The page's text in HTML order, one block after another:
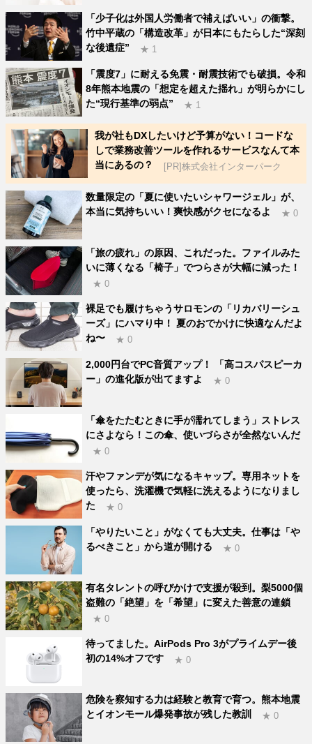
「少子化は外国人労働者で補えばいい」の衝撃。
竹中平蔵の「構造改革」が日本にもたらした“深刻
な後遺症”
★ 1
「震度7」に耐える免震・耐震技術でも破損。令和
8年熊本地震の「想定を超えた揺れ」が明らかにし
た“現行基準の弱点”
★ 1
我が社もDXしたいけど予算がない！コードな
しで業務改善ツールを作れるサービスなんて本
当にあるの？
[PR]株式会社インターパーク
数量限定の「夏に使いたいシャワージェル」が、
本当に気持ちいい！爽快感がクセになるよ
★ 0
「旅の疲れ」の原因、これだった。ファイルみた
いに薄くなる「椅子」でつらさが大幅に減った！
★ 0
裸足でも履けちゃうサロモンの「リカバリーシュ
ーズ」にハマり中！ 夏のおでかけに快適なんだよ
ね〜
★ 0
2,000円台でPC音質アップ！ 「高コスパスピーカ
ー」の進化版が出てますよ
★ 0
「傘をたたむときに手が濡れてしまう」ストレス
にさよなら！この傘、使いづらさが全然ないんだ
★ 0
汗やファンデが気になるキャップ。専用ネットを
使ったら、洗濯機で気軽に洗えるようになりまし
た
★ 0
「やりたいこと」がなくても大丈夫。仕事は「や
るべきこと」から道が開ける
★ 0
有名タレントの呼びかけで支援が殺到。梨5000個
盗難の「絶望」を「希望」に変えた善意の連鎖
★ 0
待ってました。AirPods Pro 3がプライムデー後
初の14%オフです
★ 0
危険を察知する力は経験と教育で育つ。熊本地震
とイオンモール爆発事故が残した教訓
★ 0